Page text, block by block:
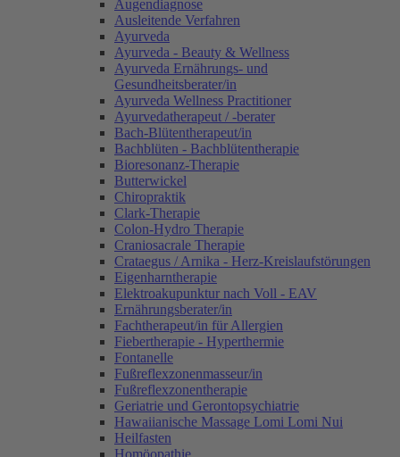
Augendiagnose
Ausleitende Verfahren
Ayurveda
Ayurveda - Beauty & Wellness
Ayurveda Ernährungs- und
Gesundheitsberater/in
Ayurveda Wellness Practitioner
Ayurvedatherapeut / -berater
Bach-Blütentherapeut/in
Bachblüten - Bachblütentherapie
Bioresonanz-Therapie
Butterwickel
Chiropraktik
Clark-Therapie
Colon-Hydro Therapie
Craniosacrale Therapie
Crataegus / Arnika - Herz-Kreislaufstörungen
Eigenharntherapie
Elektroakupunktur nach Voll - EAV
Ernährungsberater/in
Fachtherapeut/in für Allergien
Fiebertherapie - Hyperthermie
Fontanelle
Fußreflexzonenmasseur/in
Fußreflexzonentherapie
Geriatrie und Gerontopsychiatrie
Hawaiianische Massage Lomi Lomi Nui
Heilfasten
Homöopathie